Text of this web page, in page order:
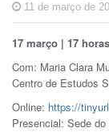
11 de março de
17 março | 17
Com: Maria Clara
Centro de Estudos
Online: https://
Presencial: Sede